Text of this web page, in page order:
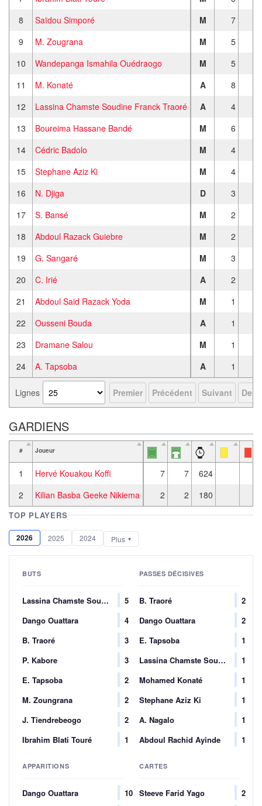
8
Saïdou Simporé M 7
9
M. Zougrana M 5
10
Wandepanga Ismahila Ouédraogo M 5
11
M. Konaté A 8
12
Lassina Chamste Soudine Franck Traoré A 4
13
Boureima Hassane Bandé M 6
14
Cédric Badolo M 4
15
Stephane Aziz Ki M 4
16
N. Djiga D 3
17
S. Bansé M 2
18
Abdoul Razack Guiebre M 2
19
G. Sangaré M 3
20
C. Irié A 2
21
Abdoul Said Razack Yoda M
1
22
Ousseni Bouda A 1
23
Dramane Salou M
1
24
A. Tapsoba A 1
Lignes Premier Précédent Suivant
GARDIENS
# Joueur
1 Hervé Kouakou Koffi 7 7
624
2
Kilian Basba Geeke Nikiema 2 2 180
TOP PLAYERS
2026 2025 2024 Plus
BUTS
Lassina Chamste Soudine Franck Traoré
5
Dango Ouattara
4
B. Traoré
3
P. Kabore
3
E. Tapsoba
2
M. Zoungrana
2
J. Tiendrebeogo
2
Ibrahim Blati Touré
1
PASSES DÉCISIVES
B. Traoré
2
Dango Ouattara
2
E. Tapsoba
1
Lassina Chamste Soudine Franck Traoré
1
Mohamed Konaté
1
Stephane Aziz Ki
1
A. Nagalo
1
Abdoul Rachid Ayinde
1
APPARITIONS
Dango Ouattara
10
CARTES
Steeve Farid Yago
2